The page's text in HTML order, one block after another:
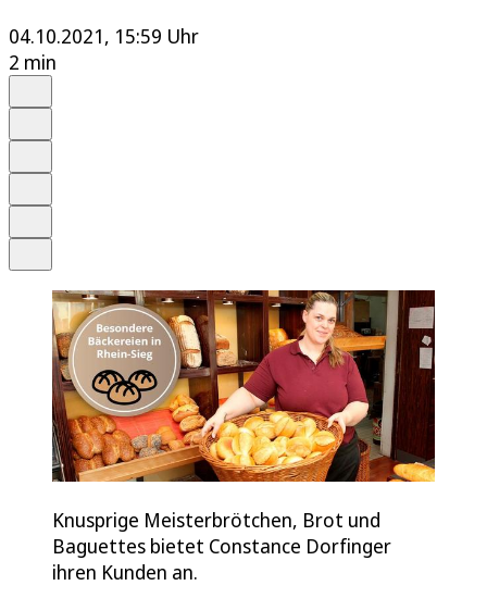
04.10.2021, 15:59 Uhr
2 min
Knusprige Meisterbrötchen, Brot und
Baguettes bietet Constance Dorfinger
ihren Kunden an.